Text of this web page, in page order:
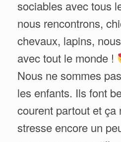
sociables avec tous
nous rencontrons,
chevaux, lapins,
avec tout le monde !
Nous ne sommes
les enfants. Ils font
courent partout et ça
stresse encore un